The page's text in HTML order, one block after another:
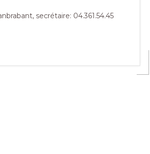
secrétaire: 04.361.54.45